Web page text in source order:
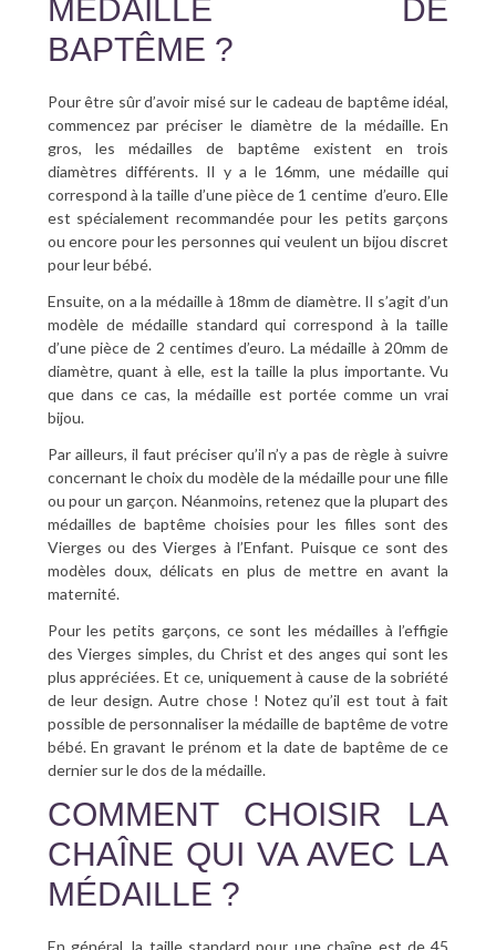
MÉDAILLE DE
BAPTÊME ?
Pour être sûr d’avoir misé sur le cadeau de baptême idéal,
commencez par préciser le diamètre de la médaille. En
gros, les médailles de baptême existent en trois
diamètres différents. Il y a le 16mm, une médaille qui
correspond à la taille d’une pièce de 1 centime d’euro. Elle
est spécialement recommandée pour les petits garçons
ou encore pour les personnes qui veulent un bijou discret
pour leur bébé.
Ensuite, on a la médaille à 18mm de diamètre. Il s’agit d’un
modèle de médaille standard qui correspond à la taille
d’une pièce de 2 centimes d’euro. La médaille à 20mm de
diamètre, quant à elle, est la taille la plus importante. Vu
que dans ce cas, la médaille est portée comme un vrai
bijou.
Par ailleurs, il faut préciser qu’il n’y a pas de règle à suivre
concernant le choix du modèle de la médaille pour une fille
ou pour un garçon. Néanmoins, retenez que la plupart des
médailles de baptême choisies pour les filles sont des
Vierges ou des Vierges à l’Enfant. Puisque ce sont des
modèles doux, délicats en plus de mettre en avant la
maternité.
Pour les petits garçons, ce sont les médailles à l’effigie
des Vierges simples, du Christ et des anges qui sont les
plus appréciées. Et ce, uniquement à cause de la sobriété
de leur design. Autre chose ! Notez qu’il est tout à fait
possible de personnaliser la médaille de baptême de votre
bébé. En gravant le prénom et la date de baptême de ce
dernier sur le dos de la médaille.
COMMENT CHOISIR LA
CHAÎNE QUI VA AVEC LA
MÉDAILLE ?
En général, la taille standard pour une chaîne est de 45